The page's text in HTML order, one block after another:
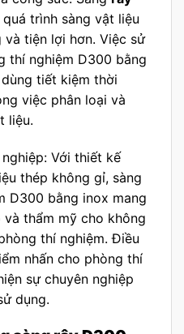
trình sàng vật liệu
và tiện lợi hơn. Việc sử
thí nghiệm D300 bằng
tiết kiệm thời
việc phân loại và
liệu.
Với thiết kế
thép không gỉ, sàng
D300 bằng inox mang
và thẩm mỹ cho không
thí nghiệm. Điều
nhấn cho phòng thí
sự chuyên nghiệp
dụng.